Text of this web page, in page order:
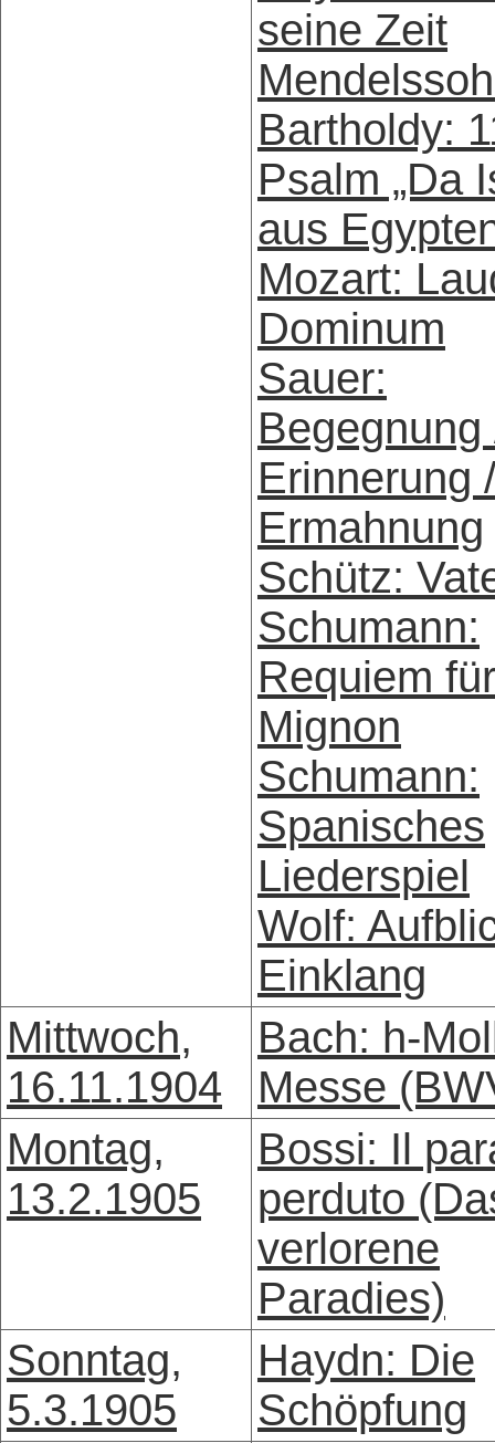
seine Zeit
Bartholdy:
Psalm „Da
aus
Mozart:
Dominum
Sauer:
Begegnung
Erinnerung /
Ermahnung
Schütz:
Schumann:
Requiem für
Mignon
Schumann:
Spanisches
Liederspiel
Wolf:
Einklang
Mittwoch,
16.11.1904
Bach: h-
Messe
Montag,
13.2.1905
Bossi: Il
perduto
verlorene
Paradies)
Sonntag,
5.3.1905
Haydn: Die
Schöpfung